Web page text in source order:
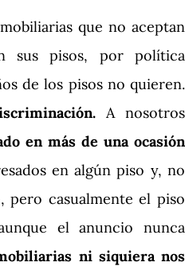
que no aceptan
sus pisos, por política
de los pisos no quieren.
A nosotros
en más de una ocasión
en algún piso y, no
casualmente el piso
el anuncio nunca
ni siquiera nos